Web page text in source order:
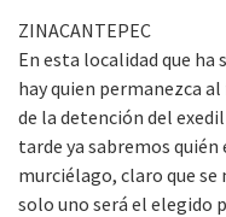
ZINACANTEPEC
En esta localidad que
hay quien permanezca
de la detención del
tarde ya sabremos
murciélago, claro que
solo uno será el elegido